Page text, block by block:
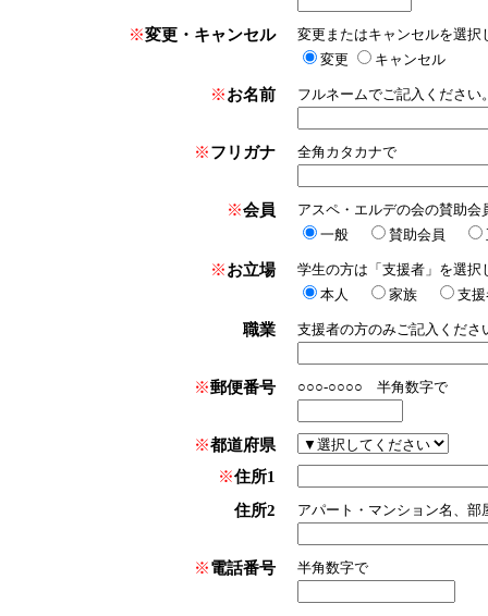
※変更・キャンセル
変更またはキャンセルを選択
変更
キャンセル
※お名前 フルネームでご記入ください
※フリガナ 全角カタカナで
※会員
アスペ・エルデの会の賛助
一般
賛助会員
※お立場
学生の方は「支援者」を選
本人
家族 支
職業 支援者の方のみご記入くださ
※郵便番号 ○○○-○○○○ 半角数字で
※都道府県
※住所1
住所2
アパート・マンション名、
※電話番号 半角数字で